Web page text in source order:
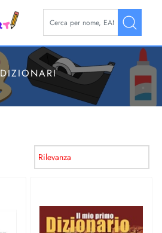
La modifica di un filtro
DIZIONARI